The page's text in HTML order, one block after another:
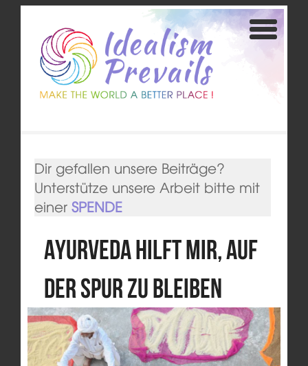
Dir gefallen unsere Beiträge?
Unterstütze unsere Arbeit bitte mit
einer SPENDE
Ayurveda hilft mir, auf
der Spur zu bleiben